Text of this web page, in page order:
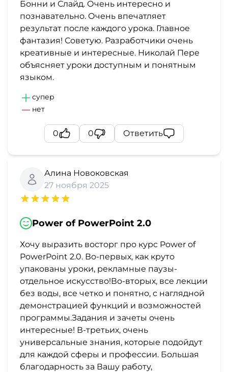
Бонни и Слайд. Очень интересно и
познавательно. Очень впечатляет
результат после каждого урока. Главное
фантазия! Советую. Разработчики очень
креативные и интересные. Николай Пере
объясняет уроки доступным и понятным
языком.
супер
нет
0 0 Ответить
Алина Новоковская
27 ноября 2025
Power of PowerPoint 2.0
Хочу выразить восторг про курс Power of
PowerPoint 2.0. Во-первых, как круто
упакованы уроки, рекламные паузы-
отдельное искусство!Во-вторых, все лекции
без воды, все четко и понятно, с наглядной
демонстрацией функций и возможностей
программы.Задания и зачеты очень
интересные! В-третьих, очень
универсальные знания, которые подойдут
для каждой сферы и профессии. Большая
благодарность за Вашу работу,